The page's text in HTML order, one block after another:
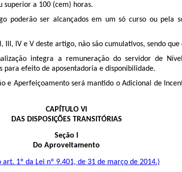
a 100 (cem) horas.
poderão ser alcançados em um só curso ou pela
III, IV e V deste artigo, não são cumulativos, sendo
integra a remuneração do servidor de
para efeito de aposentadoria e disponibilidade.
e Aperfeiçoamento será mantido o Adicional de
CAPÍTULO VI
DAS DISPOSIÇÕES TRANSITÓRIAS
Seção I
Do Aproveitamento
art. 1º da Lei nº 9.401, de 31 de março de 2014.)